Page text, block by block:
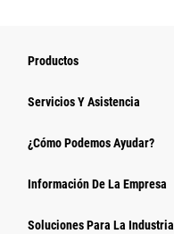
Productos
Servicios Y Asistencia
¿Cómo Podemos Ayudar?
Información De La Empresa
Soluciones Para La Industria